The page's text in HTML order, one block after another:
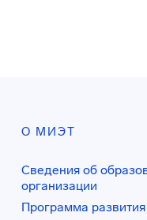
О МИЭТ
Сведения об
организации
Программа